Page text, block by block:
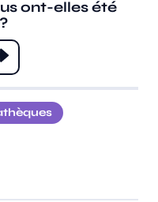
ont-elles été